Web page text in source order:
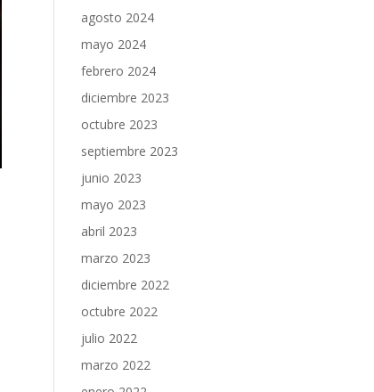
agosto 2024
mayo 2024
febrero 2024
diciembre 2023
octubre 2023
septiembre 2023
junio 2023
mayo 2023
abril 2023
marzo 2023
diciembre 2022
octubre 2022
julio 2022
marzo 2022